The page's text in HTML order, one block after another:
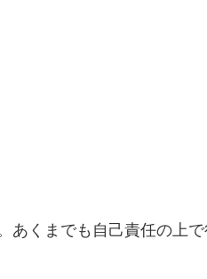
くまでも自己責任の上で